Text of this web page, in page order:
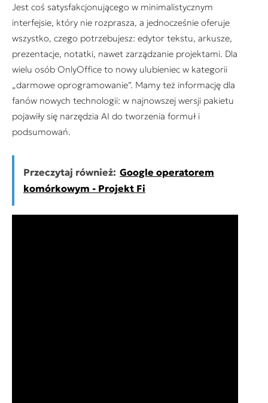
Jest coś satysfakcjonującego w minimalistycznym
interfejsie, który nie rozprasza, a jednocześnie oferuje
wszystko, czego potrzebujesz: edytor tekstu, arkusze,
prezentacje, notatki, nawet zarządzanie projektami. Dla
wielu osób OnlyOffice to nowy ulubieniec w kategorii
„darmowe oprogramowanie”. Mamy też informację dla
fanów nowych technologii: w najnowszej wersji pakietu
pojawiły się narzędzia AI do tworzenia formuł i
podsumowań.
Przeczytaj również: Google operatorem
komórkowym - Projekt Fi